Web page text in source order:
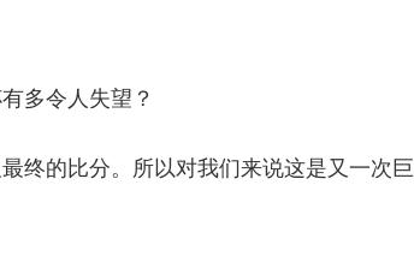
多令人失望？
终的比分。所以对我们来说这是又一次巨